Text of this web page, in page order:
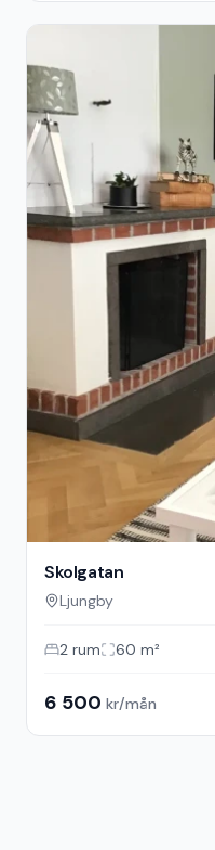
Skolgatan
Ljungby
2 rum 60 m²
6 500 kr/mån